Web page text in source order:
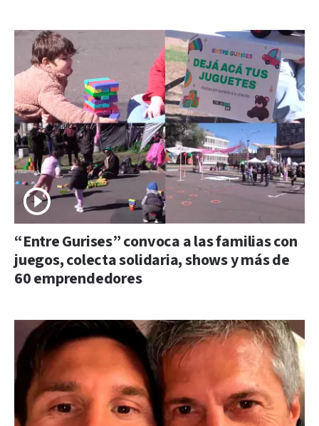
“Entre Gurises” convoca a las familias con
juegos, colecta solidaria, shows y más de
60 emprendedores